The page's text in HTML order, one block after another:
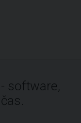
software,